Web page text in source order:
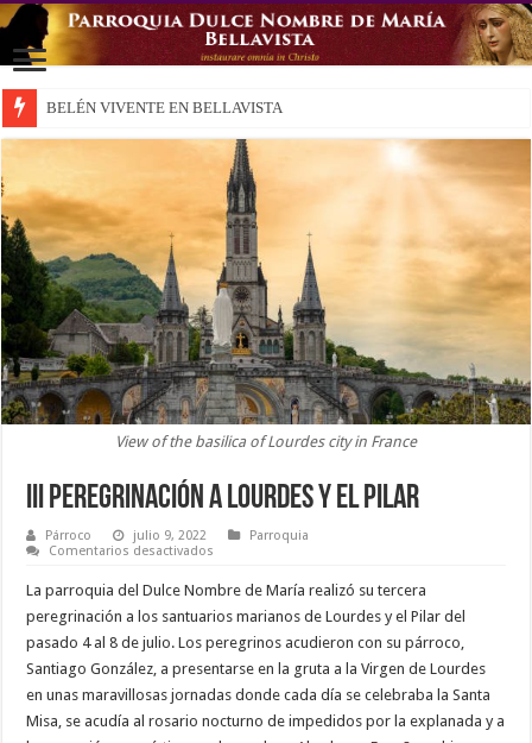
BELÉN VIVENTE EN BELLAVISTA
View of the basilica of Lourdes city in France
III Peregrinación a Lourdes y el Pilar
Párroco julio 9, 2022
Parroquia
Comentarios desactivados
Peregrinación
a
Lourdes
y
el
La parroquia del Dulce Nombre de María realizó su tercera
peregrinación a los santuarios marianos de Lourdes y el Pilar del
pasado 4 al 8 de julio. Los peregrinos acudieron con su párroco,
Santiago González, a presentarse en la gruta a la Virgen de Lourdes
en unas maravillosas jornadas donde cada día se celebraba la Santa
Misa, se acudía al rosario nocturno de impedidos por la explanada y a